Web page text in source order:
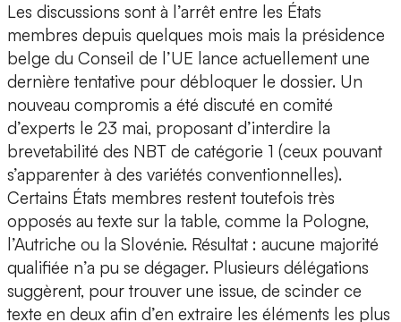
Les discussions sont à l’arrêt entre les États
membres depuis quelques mois mais la présidence
belge du Conseil de l’UE lance actuellement une
dernière tentative pour débloquer le dossier. Un
nouveau compromis a été discuté en comité
d’experts le 23 mai, proposant d’interdire la
brevetabilité des NBT de catégorie 1 (ceux pouvant
s’apparenter à des variétés conventionnelles).
Certains États membres restent toutefois très
opposés au texte sur la table, comme la Pologne,
l’Autriche ou la Slovénie. Résultat : aucune majorité
qualifiée n’a pu se dégager. Plusieurs délégations
suggèrent, pour trouver une issue, de scinder ce
texte en deux afin d’en extraire les éléments les plus